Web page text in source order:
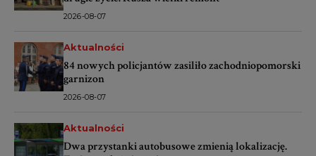
2026-08-07
Aktualności
84 nowych policjantów zasiliło zachodniopomorski
garnizon
2026-08-07
Aktualności
Dwa przystanki autobusowe zmienią lokalizację.